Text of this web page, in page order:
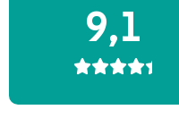
9,1
